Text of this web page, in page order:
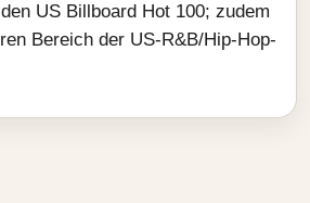
US Billboard Hot 100; zudem
Bereich der US-R&B/Hip-Hop-